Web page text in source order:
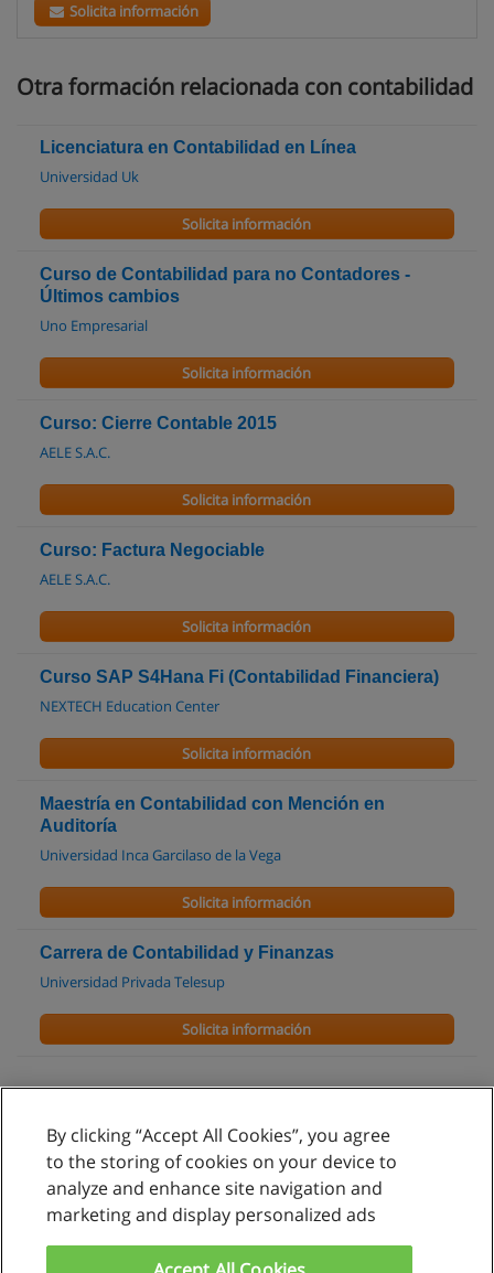
Solicita información
Otra formación relacionada con contabilidad
Licenciatura en Contabilidad en Línea
Universidad Uk
Solicita información
Curso de Contabilidad para no Contadores -
Últimos cambios
Uno Empresarial
Solicita información
Curso: Cierre Contable 2015
AELE S.A.C.
Solicita información
Curso: Factura Negociable
AELE S.A.C.
Solicita información
Curso SAP S4Hana Fi (Contabilidad Financiera)
NEXTECH Education Center
Solicita información
Maestría en Contabilidad con Mención en
Auditoría
Universidad Inca Garcilaso de la Vega
Solicita información
Carrera de Contabilidad y Finanzas
Universidad Privada Telesup
Solicita información
Reglas de uso
Privacidad de datos
By clicking “Accept All Cookies”, you agree
to the storing of cookies on your device to
analyze and enhance site navigation and
marketing and display personalized ads